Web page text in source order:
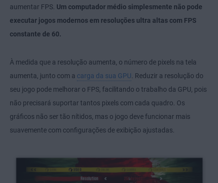
aumentar FPS. Um computador médio simplesmente não pode
executar jogos modernos em resoluções ultra altas com FPS
constante de 60.
À medida que a resolução aumenta, o número de pixels na tela
aumenta, junto com a carga da sua GPU . Reduzir a resolução do
seu jogo pode melhorar o FPS, facilitando o trabalho da GPU, pois
não precisará suportar tantos pixels com cada quadro. Os
gráficos não ser tão nítidos, mas o jogo deve funcionar mais
suavemente com configurações de exibição ajustadas.